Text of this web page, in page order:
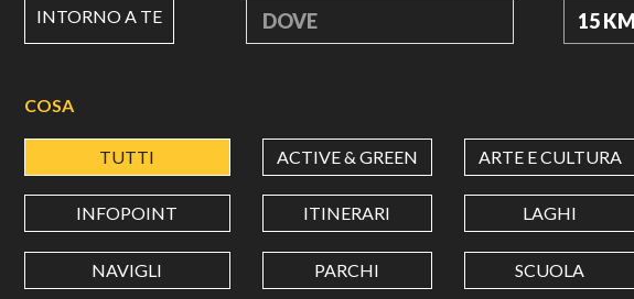
INTORNO A TE DOVE 15 KM
COSA
TUTTI ACTIVE & GREEN ARTE E CULTURA
INFOPOINT ITINERARI LAGHI
NAVIGLI PARCHI SCUOLA